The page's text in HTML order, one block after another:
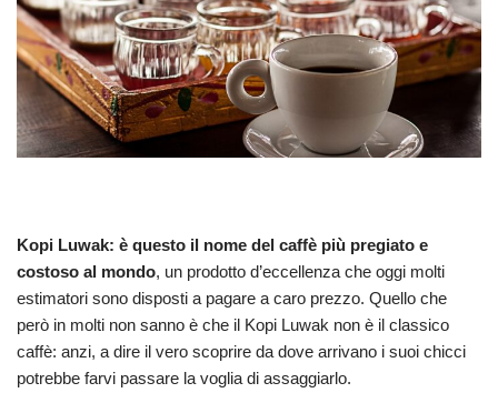
Kopi Luwak: è questo il nome del caffè più pregiato e
costoso al mondo, un prodotto d’eccellenza che oggi molti
estimatori sono disposti a pagare a caro prezzo. Quello che
però in molti non sanno è che il Kopi Luwak non è il classico
caffè: anzi, a dire il vero scoprire da dove arrivano i suoi chicci
potrebbe farvi passare la voglia di assaggiarlo.